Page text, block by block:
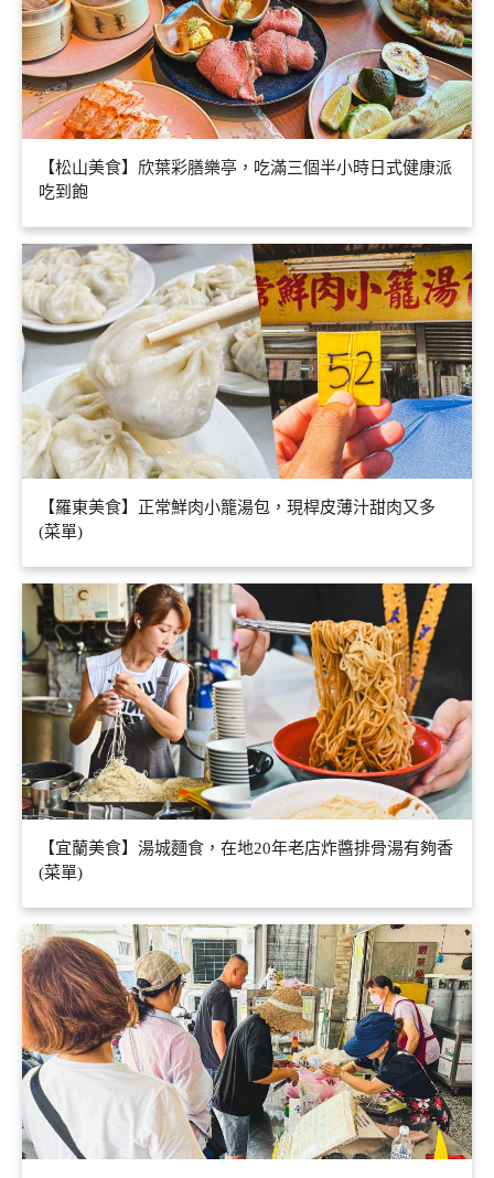
【松山美食】欣葉彩膳樂亭，吃滿三個半小時日式健康派
吃到飽
【羅東美食】正常鮮肉小籠湯包，現桿皮薄汁甜肉又多
(菜單)
【宜蘭美食】湯城麵食，在地20年老店炸醬排骨湯有夠香
(菜單)